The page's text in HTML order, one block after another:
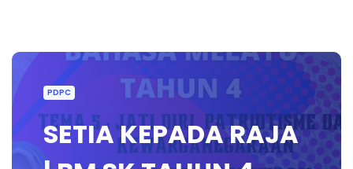
PDPC
SETIA KEPADA RAJA